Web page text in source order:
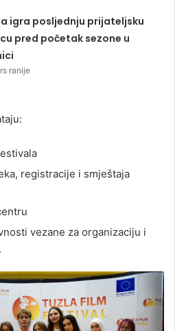
igra posljednju prijateljsku
pred početak sezone u
ranije
registracije i smještaja
vezane za organizaciju i